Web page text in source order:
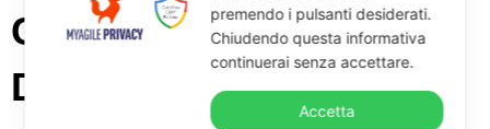
Costi Totali E
Dell’Avvocato
premendo i pulsanti desiderati.
Chiudendo questa informativa
continuerai senza accettare.
Accetta